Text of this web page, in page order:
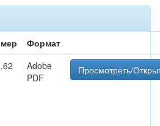
Формат
Adobe
PDF
Просмотреть/